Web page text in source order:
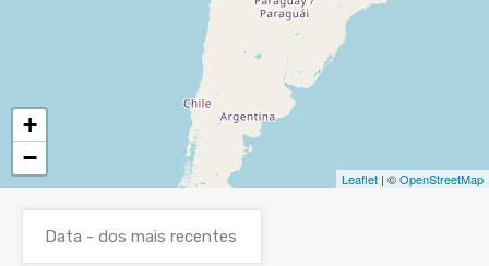
+
−
Leaflet | ©OpenStreetMap